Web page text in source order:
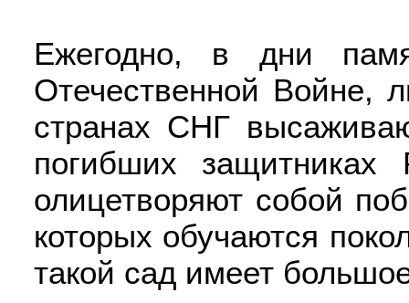
Ежегодно, в дни
Отечественной Войне,
странах СНГ
погибших
олицетворяют собой
которых обучаются
такой сад имеет